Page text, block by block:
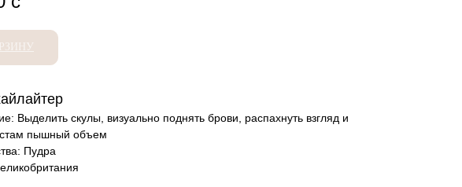
Выделить скулы, визуально поднять брови, распахнуть взгляд и
пышный объем
Пудра